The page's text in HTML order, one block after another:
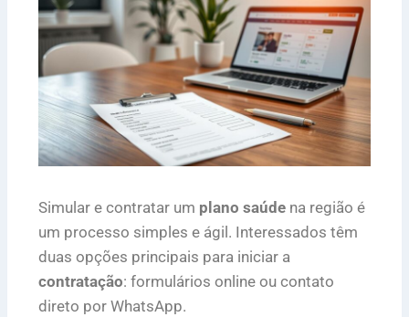
Simular e contratar um plano saúde na região é
um processo simples e ágil. Interessados têm
duas opções principais para iniciar a
contratação: formulários online ou contato
direto por WhatsApp.